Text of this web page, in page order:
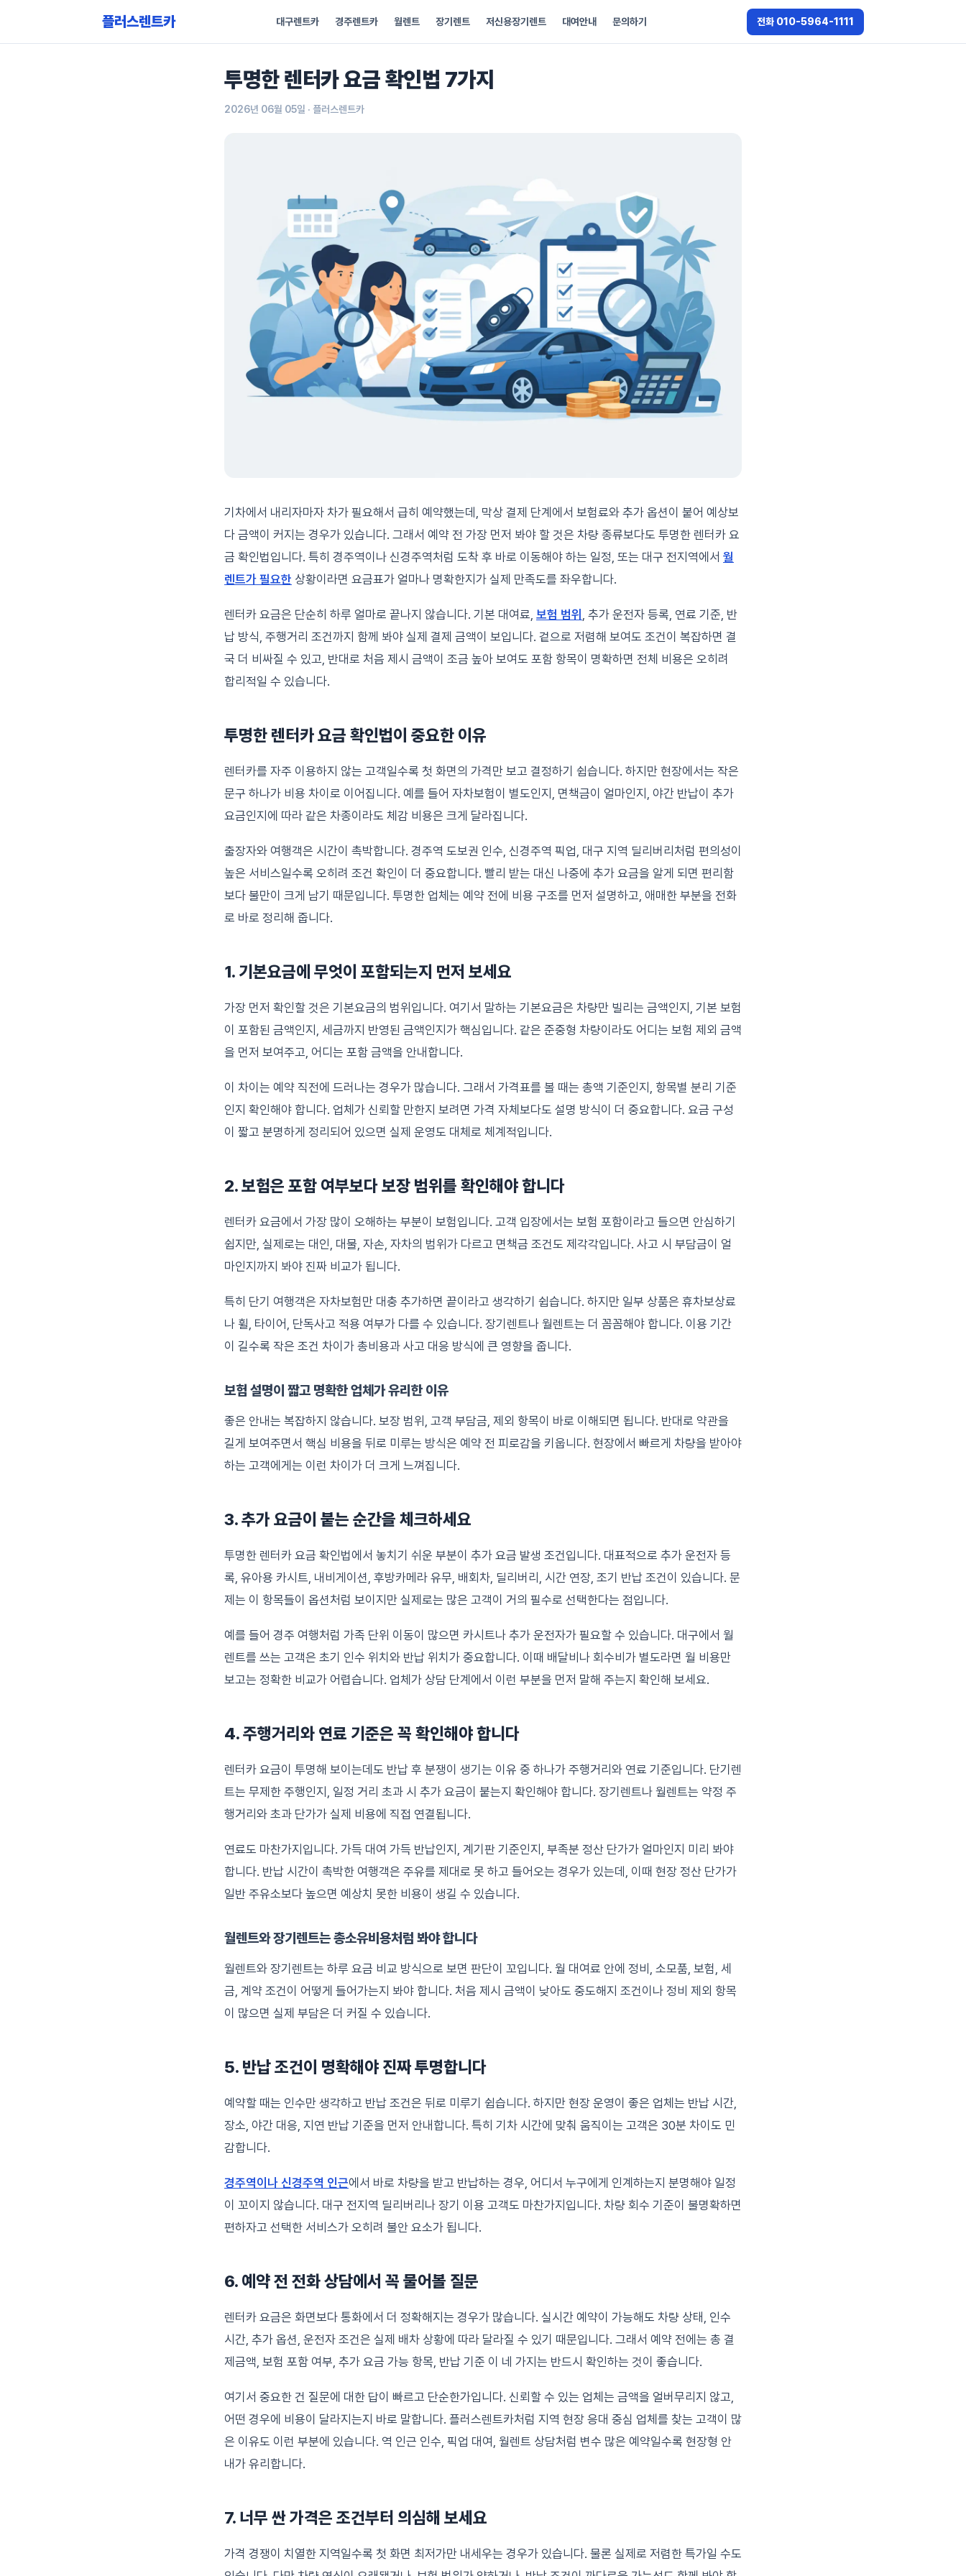
플러스렌트카 대구렌트카 경주렌트카 월렌트 장기렌트 저신용장기렌트 대여안내 문의하기 전화 010-5964-1111
투명한 렌터카 요금 확인법 7가지
2026년 06월 05일 · 플러스렌트카
기차에서 내리자마자 차가 필요해서 급히 예약했는데, 막상 결제 단계에서 보험료와 추가 옵션이 붙어 예상보
다 금액이 커지는 경우가 있습니다. 그래서 예약 전 가장 먼저 봐야 할 것은 차량 종류보다도 투명한 렌터카 요
금 확인법입니다. 특히 경주역이나 신경주역처럼 도착 후 바로 이동해야 하는 일정, 또는 대구 전지역에서 월
렌트가 필요한 상황이라면 요금표가 얼마나 명확한지가 실제 만족도를 좌우합니다.
렌터카 요금은 단순히 하루 얼마로 끝나지 않습니다. 기본 대여료, 보험 범위 , 추가 운전자 등록, 연료 기준, 반
납 방식, 주행거리 조건까지 함께 봐야 실제 결제 금액이 보입니다. 겉으로 저렴해 보여도 조건이 복잡하면 결
국 더 비싸질 수 있고, 반대로 처음 제시 금액이 조금 높아 보여도 포함 항목이 명확하면 전체 비용은 오히려
합리적일 수 있습니다.
투명한 렌터카 요금 확인법이 중요한 이유
렌터카를 자주 이용하지 않는 고객일수록 첫 화면의 가격만 보고 결정하기 쉽습니다. 하지만 현장에서는 작은
문구 하나가 비용 차이로 이어집니다. 예를 들어 자차보험이 별도인지, 면책금이 얼마인지, 야간 반납이 추가
요금인지에 따라 같은 차종이라도 체감 비용은 크게 달라집니다.
출장자와 여행객은 시간이 촉박합니다. 경주역 도보권 인수, 신경주역 픽업, 대구 지역 딜리버리처럼 편의성이
높은 서비스일수록 오히려 조건 확인이 더 중요합니다. 빨리 받는 대신 나중에 추가 요금을 알게 되면 편리함
보다 불만이 크게 남기 때문입니다. 투명한 업체는 예약 전에 비용 구조를 먼저 설명하고, 애매한 부분을 전화
로 바로 정리해 줍니다.
1. 기본요금에 무엇이 포함되는지 먼저 보세요
가장 먼저 확인할 것은 기본요금의 범위입니다. 여기서 말하는 기본요금은 차량만 빌리는 금액인지, 기본 보험
이 포함된 금액인지, 세금까지 반영된 금액인지가 핵심입니다. 같은 준중형 차량이라도 어디는 보험 제외 금액
을 먼저 보여주고, 어디는 포함 금액을 안내합니다.
이 차이는 예약 직전에 드러나는 경우가 많습니다. 그래서 가격표를 볼 때는 총액 기준인지, 항목별 분리 기준
인지 확인해야 합니다. 업체가 신뢰할 만한지 보려면 가격 자체보다도 설명 방식이 더 중요합니다. 요금 구성
이 짧고 분명하게 정리되어 있으면 실제 운영도 대체로 체계적입니다.
2. 보험은 포함 여부보다 보장 범위를 확인해야 합니다
렌터카 요금에서 가장 많이 오해하는 부분이 보험입니다. 고객 입장에서는 보험 포함이라고 들으면 안심하기
쉽지만, 실제로는 대인, 대물, 자손, 자차의 범위가 다르고 면책금 조건도 제각각입니다. 사고 시 부담금이 얼
마인지까지 봐야 진짜 비교가 됩니다.
특히 단기 여행객은 자차보험만 대충 추가하면 끝이라고 생각하기 쉽습니다. 하지만 일부 상품은 휴차보상료
나 휠, 타이어, 단독사고 적용 여부가 다를 수 있습니다. 장기렌트나 월렌트는 더 꼼꼼해야 합니다. 이용 기간
이 길수록 작은 조건 차이가 총비용과 사고 대응 방식에 큰 영향을 줍니다.
보험 설명이 짧고 명확한 업체가 유리한 이유
좋은 안내는 복잡하지 않습니다. 보장 범위, 고객 부담금, 제외 항목이 바로 이해되면 됩니다. 반대로 약관을
길게 보여주면서 핵심 비용을 뒤로 미루는 방식은 예약 전 피로감을 키웁니다. 현장에서 빠르게 차량을 받아야
하는 고객에게는 이런 차이가 더 크게 느껴집니다.
3. 추가 요금이 붙는 순간을 체크하세요
투명한 렌터카 요금 확인법에서 놓치기 쉬운 부분이 추가 요금 발생 조건입니다. 대표적으로 추가 운전자 등
록, 유아용 카시트, 내비게이션, 후방카메라 유무, 배회차, 딜리버리, 시간 연장, 조기 반납 조건이 있습니다. 문
제는 이 항목들이 옵션처럼 보이지만 실제로는 많은 고객이 거의 필수로 선택한다는 점입니다.
예를 들어 경주 여행처럼 가족 단위 이동이 많으면 카시트나 추가 운전자가 필요할 수 있습니다. 대구에서 월
렌트를 쓰는 고객은 초기 인수 위치와 반납 위치가 중요합니다. 이때 배달비나 회수비가 별도라면 월 비용만
보고는 정확한 비교가 어렵습니다. 업체가 상담 단계에서 이런 부분을 먼저 말해 주는지 확인해 보세요.
4. 주행거리와 연료 기준은 꼭 확인해야 합니다
렌터카 요금이 투명해 보이는데도 반납 후 분쟁이 생기는 이유 중 하나가 주행거리와 연료 기준입니다. 단기렌
트는 무제한 주행인지, 일정 거리 초과 시 추가 요금이 붙는지 확인해야 합니다. 장기렌트나 월렌트는 약정 주
행거리와 초과 단가가 실제 비용에 직접 연결됩니다.
연료도 마찬가지입니다. 가득 대여 가득 반납인지, 계기판 기준인지, 부족분 정산 단가가 얼마인지 미리 봐야
합니다. 반납 시간이 촉박한 여행객은 주유를 제대로 못 하고 들어오는 경우가 있는데, 이때 현장 정산 단가가
일반 주유소보다 높으면 예상치 못한 비용이 생길 수 있습니다.
월렌트와 장기렌트는 총소유비용처럼 봐야 합니다
월렌트와 장기렌트는 하루 요금 비교 방식으로 보면 판단이 꼬입니다. 월 대여료 안에 정비, 소모품, 보험, 세
금, 계약 조건이 어떻게 들어가는지 봐야 합니다. 처음 제시 금액이 낮아도 중도해지 조건이나 정비 제외 항목
이 많으면 실제 부담은 더 커질 수 있습니다.
5. 반납 조건이 명확해야 진짜 투명합니다
예약할 때는 인수만 생각하고 반납 조건은 뒤로 미루기 쉽습니다. 하지만 현장 운영이 좋은 업체는 반납 시간,
장소, 야간 대응, 지연 반납 기준을 먼저 안내합니다. 특히 기차 시간에 맞춰 움직이는 고객은 30분 차이도 민
감합니다.
경주역이나 신경주역 인근에서 바로 차량을 받고 반납하는 경우, 어디서 누구에게 인계하는지 분명해야 일정
이 꼬이지 않습니다. 대구 전지역 딜리버리나 장기 이용 고객도 마찬가지입니다. 차량 회수 기준이 불명확하면
편하자고 선택한 서비스가 오히려 불안 요소가 됩니다.
6. 예약 전 전화 상담에서 꼭 물어볼 질문
렌터카 요금은 화면보다 통화에서 더 정확해지는 경우가 많습니다. 실시간 예약이 가능해도 차량 상태, 인수
시간, 추가 옵션, 운전자 조건은 실제 배차 상황에 따라 달라질 수 있기 때문입니다. 그래서 예약 전에는 총 결
제금액, 보험 포함 여부, 추가 요금 가능 항목, 반납 기준 이 네 가지는 반드시 확인하는 것이 좋습니다.
여기서 중요한 건 질문에 대한 답이 빠르고 단순한가입니다. 신뢰할 수 있는 업체는 금액을 얼버무리지 않고,
어떤 경우에 비용이 달라지는지 바로 말합니다. 플러스렌트카처럼 지역 현장 응대 중심 업체를 찾는 고객이 많
은 이유도 이런 부분에 있습니다. 역 인근 인수, 픽업 대여, 월렌트 상담처럼 변수 많은 예약일수록 현장형 안
내가 유리합니다.
7. 너무 싼 가격은 조건부터 의심해 보세요
가격 경쟁이 치열한 지역일수록 첫 화면 최저가만 내세우는 경우가 있습니다. 물론 실제로 저렴한 특가일 수도